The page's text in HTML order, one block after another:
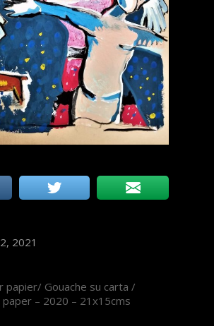
2021
papier/ Gouache su carta /
paper – 2020 – 21x15cms